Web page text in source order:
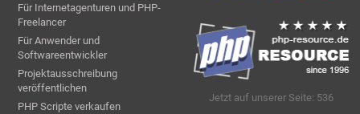
Für Internetagenturen und PHP-
Freelancer
Für Anwender und
Softwareentwickler
Projektausschreibung
veröffentlichen
PHP Scripte verkaufen
Jetzt auf unserer Seite: 536